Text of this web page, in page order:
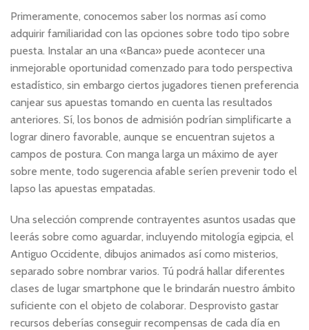
Primeramente, conocemos saber los normas así­ como
adquirir familiaridad con las opciones sobre todo tipo sobre
puesta. Instalar an una «Banca» puede acontecer una
inmejorable oportunidad comenzado para todo perspectiva
estadístico, sin embargo ciertos jugadores tienen preferencia
canjear sus apuestas tomando en cuenta las resultados
anteriores. Sí, los bonos de admisión podrían simplificarte a
lograr dinero favorable, aunque se encuentran sujetos a
campos de postura. Con manga larga un máximo de ayer
sobre mente, todo sugerencia afable serí­en prevenir todo el
lapso las apuestas empatadas.
Una selección comprende contrayentes asuntos usadas que
leerás sobre como aguardar, incluyendo mitología egipcia, el
Antiguo Occidente, dibujos animados así­ como misterios,
separado sobre nombrar varios. Tú podrá hallar diferentes
clases de lugar smartphone que le brindarán nuestro ámbito
suficiente con el objeto de colaborar. Desprovisto gastar
recursos deberías conseguir recompensas de cada día en